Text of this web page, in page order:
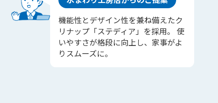
機能性とデザイン性を兼ね備えたク
リナップ「ステディア」を採用。 使
いやすさが格段に向上し、家事がよ
りスムーズに。